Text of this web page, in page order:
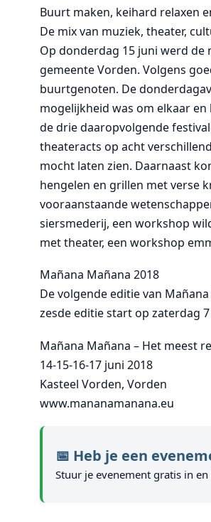
Buurt maken, keihard relaxen
De mix van muziek, theater,
Op donderdag 15 juni werd
gemeente Vorden. Volgens
buurtgenoten. De
mogelijkheid was om elkaar
de drie daaropvolgende
theateracts op acht
mocht laten zien. Daarnaast
hengelen en grillen met verse
vooraanstaande
siersmederij, een workshop
met theater, een workshop
Mañana Mañana 2018
De volgende editie van
zesde editie start op zaterdag
Mañana Mañana – Het meest
14-15-16-17 juni 2018
Kasteel Vorden, Vorden
www.mananamanana.eu
📅 Heb je een
Stuur je evenement gratis in